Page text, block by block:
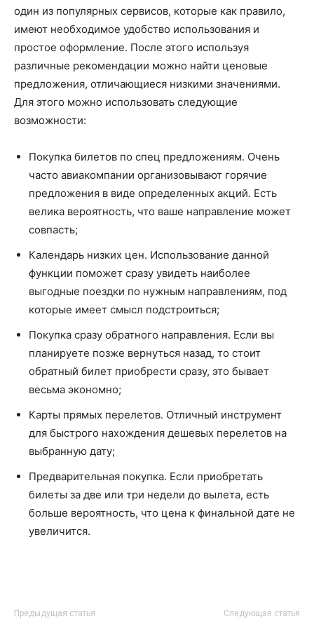
один из популярных сервисов, которые как правило,
имеют необходимое удобство использования и
простое оформление. После этого используя
различные рекомендации можно найти ценовые
предложения, отличающиеся низкими значениями.
Для этого можно использовать следующие
возможности:
Покупка билетов по спец предложениям. Очень
часто авиакомпании организовывают горячие
предложения в виде определенных акций. Есть
велика вероятность, что ваше направление может
совпасть;
Календарь низких цен. Использование данной
функции поможет сразу увидеть наиболее
выгодные поездки по нужным направлениям, под
которые имеет смысл подстроиться;
Покупка сразу обратного направления. Если вы
планируете позже вернуться назад, то стоит
обратный билет приобрести сразу, это бывает
весьма экономно;
Карты прямых перелетов. Отличный инструмент
для быстрого нахождения дешевых перелетов на
выбранную дату;
Предварительная покупка. Если приобретать
билеты за две или три недели до вылета, есть
больше вероятность, что цена к финальной дате не
увеличится.
Предыдущая статья Следующая статья